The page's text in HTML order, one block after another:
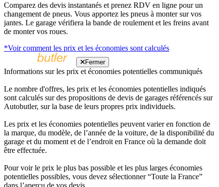
Comparez des devis instantanés et prenez RDV en ligne pour un
changement de pneus. Vous apportez les pneus à monter sur vos
jantes. Le garage vérifiera la bande de roulement et les freins avant
de monter vos roues.
*Voir comment les prix et les économies sont calculés
Fermer
Informations sur les prix et économies potentielles communiqués
Le nombre d'offres, les prix et les économies potentielles indiqués
sont calculés sur des propositions de devis de garages référencés sur
Autobutler, sur la base de leurs propres prix individuels.
Les prix et les économies potentielles peuvent varier en fonction de
la marque, du modèle, de l’année de la voiture, de la disponibilité du
garage et du moment et de l’endroit en France où la demande doit
être effectuée.
Pour voir le prix le plus bas possible et les plus larges économies
potentielles possibles, vous devez sélectionner “Toute la France”
dans l’aperçu de vos devis.